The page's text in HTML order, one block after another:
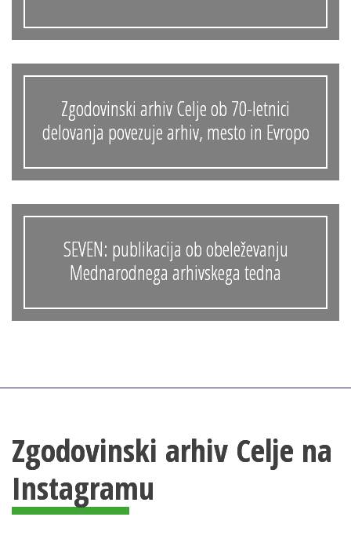
Zgodovinski arhiv Celje ob 70-letnici
delovanja povezuje arhiv, mesto in Evropo
SEVEN: publikacija ob obeleževanju
Mednarodnega arhivskega tedna
Zgodovinski arhiv Celje na
Instagramu